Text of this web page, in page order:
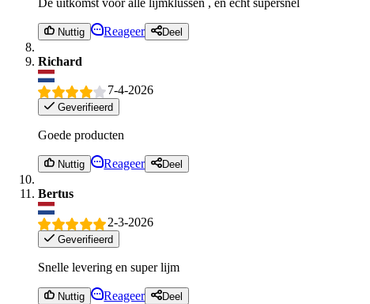
De uitkomst voor alle lijmklussen , en echt supersnel
Nuttig Reageer Deel
Richard
7-4-2026
Geverifieerd
Goede producten
Nuttig Reageer Deel
Bertus
2-3-2026
Geverifieerd
Snelle levering en super lijm
Nuttig Reageer Deel